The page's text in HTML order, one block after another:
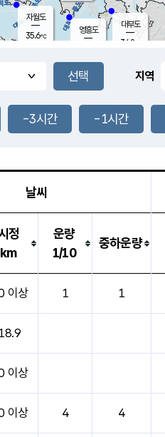
풍도
2.3m/s
영흥도
자월도
35.6℃
대부도
34.8
지역
-3시간 -1시간
날씨
정
km
운량
1/10
중하운량
이상 1 1
18.9
이상
이상 4 4